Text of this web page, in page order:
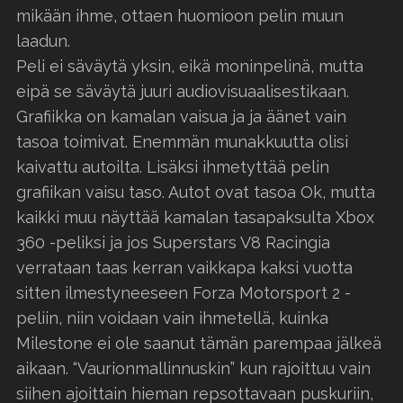
mikään ihme, ottaen huomioon pelin muun
laadun.
Peli ei säväytä yksin, eikä moninpelinä, mutta
eipä se säväytä juuri audiovisuaalisestikaan.
Grafiikka on kamalan vaisua ja ja äänet vain
tasoa toimivat. Enemmän munakkuutta olisi
kaivattu autoilta. Lisäksi ihmetyttää pelin
grafiikan vaisu taso. Autot ovat tasoa Ok, mutta
kaikki muu näyttää kamalan tasapaksulta Xbox
360 -peliksi ja jos Superstars V8 Racingia
verrataan taas kerran vaikkapa kaksi vuotta
sitten ilmestyneeseen Forza Motorsport 2 -
peliin, niin voidaan vain ihmetellä, kuinka
Milestone ei ole saanut tämän parempaa jälkeä
aikaan. “Vaurionmallinnuskin” kun rajoittuu vain
siihen ajoittain hieman repsottavaan puskuriin,